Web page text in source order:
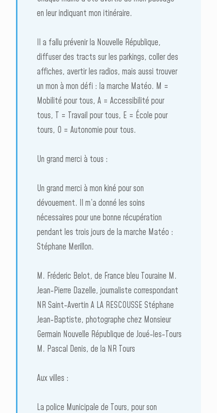
en leur indiquant mon itinéraire.
Il a fallu prévenir la Nouvelle République,
diffuser des tracts sur les parkings, coller des
affiches, avertir les radios, mais aussi trouver
un mon à mon défi : la marche Matéo. M =
Mobilité pour tous, A = Accessibilité pour
tous, T = Travail pour tous, E = École pour
tours, O = Autonomie pour tous.
Un grand merci à tous :
Un grand merci à mon kiné pour son
dévouement. Il m’a donné les soins
nécessaires pour une bonne récupération
pendant les trois jours de la marche Matéo :
Stéphane Merillon.
M. Fréderic Belot, de France bleu Touraine M.
Jean-Pierre Dazelle, journaliste correspondant
NR Saint-Avertin A LA RESCOUSSE Stéphane
Jean-Baptiste, photographe chez Monsieur
Germain Nouvelle République de Joué-les-Tours
M. Pascal Denis, de la NR Tours
Aux villes :
La police Municipale de Tours, pour son